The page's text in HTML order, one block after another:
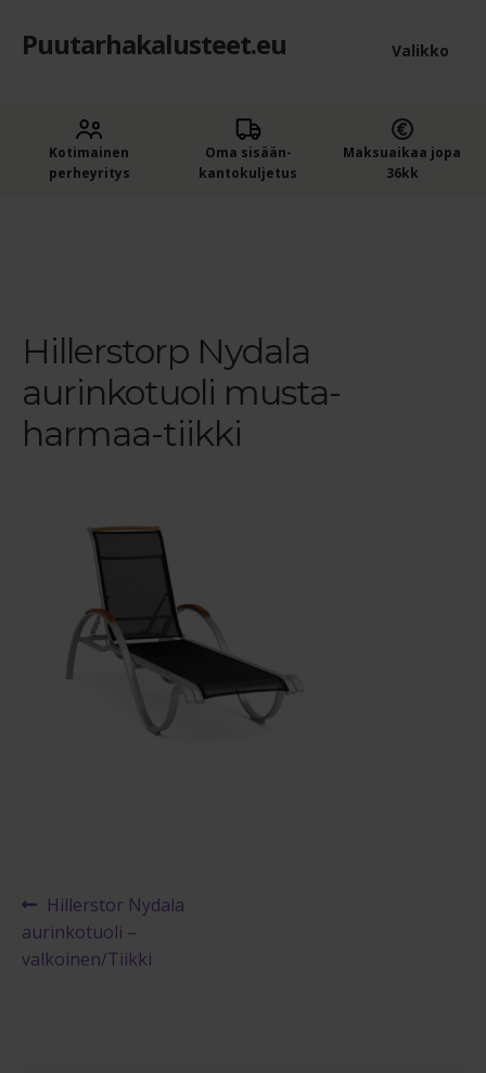
Siirry
Siirry
Puutarhakalusteet.eu Valikko
Puutarhakalusteet
Kassa
Yleiset ehdot
Maksuehdot
Palautuslomake
Kotimainen
perheyritys
Oma sisään­
kantokuljetus
Maksuaikaa jopa
36kk
Hillerstorp Nydala
aurinkotuoli musta-
harmaa-tiikki
Artikkelien
selaus
Edellinen
artikkeli
Hillerstor Nydala
aurinkotuoli –
valkoinen/Tiikki